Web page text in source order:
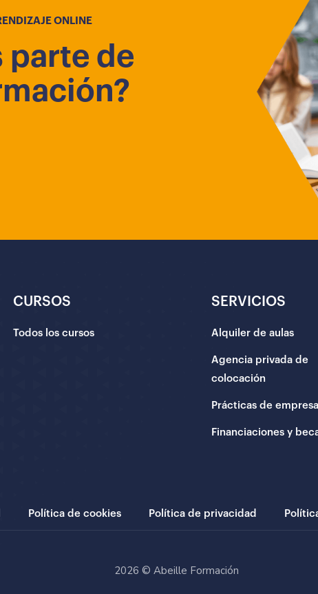
ONLINE
parte de
CURSOS
Todos los cursos
SERVICIOS
Alquiler de aulas
Agencia privada de
colocación
Prácticas de empresa
Financiaciones y
Política de cookies Política de privacidad
2026 © Abeille Formación